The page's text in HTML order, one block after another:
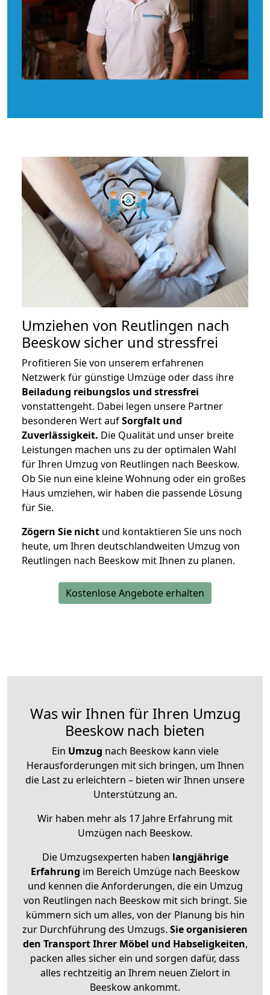
Umziehen von Reutlingen nach
Beeskow sicher und stressfrei
Profitieren Sie von unserem erfahrenen
Netzwerk für günstige Umzüge oder dass ihre
Beiladung reibungslos und stressfrei
vonstattengeht. Dabei legen unsere Partner
besonderen Wert aufSorgfalt und
Zuverlässigkeit. Die Qualität und unser breite
Leistungen machen uns zu der optimalen Wahl
für Ihren Umzug von Reutlingen nach Beeskow.
Ob Sie nun eine kleine Wohnung oder ein großes
Haus umziehen, wir haben die passende Lösung
für Sie.
Zögern Sie nicht und kontaktieren Sie uns noch
heute, um Ihren deutschlandweiten Umzug von
Reutlingen nach Beeskow mit Ihnen zu planen.
Kostenlose Angebote erhalten
Was wir Ihnen für Ihren Umzug
Beeskow nach bieten
Ein Umzug nach Beeskow kann viele
Herausforderungen mit sich bringen, um Ihnen
die Last zu erleichtern – bieten wir Ihnen unsere
Unterstützung an.
Wir haben mehr als 17 Jahre Erfahrung mit
Umzügen nach Beeskow.
Die Umzugsexperten haben langjährige
Erfahrung im Bereich Umzüge nach Beeskow
und kennen die Anforderungen, die ein Umzug
von Reutlingen nach Beeskow mit sich bringt. Sie
kümmern sich um alles, von der Planung bis hin
zur Durchführung des Umzugs. Sie organisieren
den Transport Ihrer Möbel und Habseligkeiten,
packen alles sicher ein und sorgen dafür, dass
alles rechtzeitig an Ihrem neuen Zielort in
Beeskow ankommt.